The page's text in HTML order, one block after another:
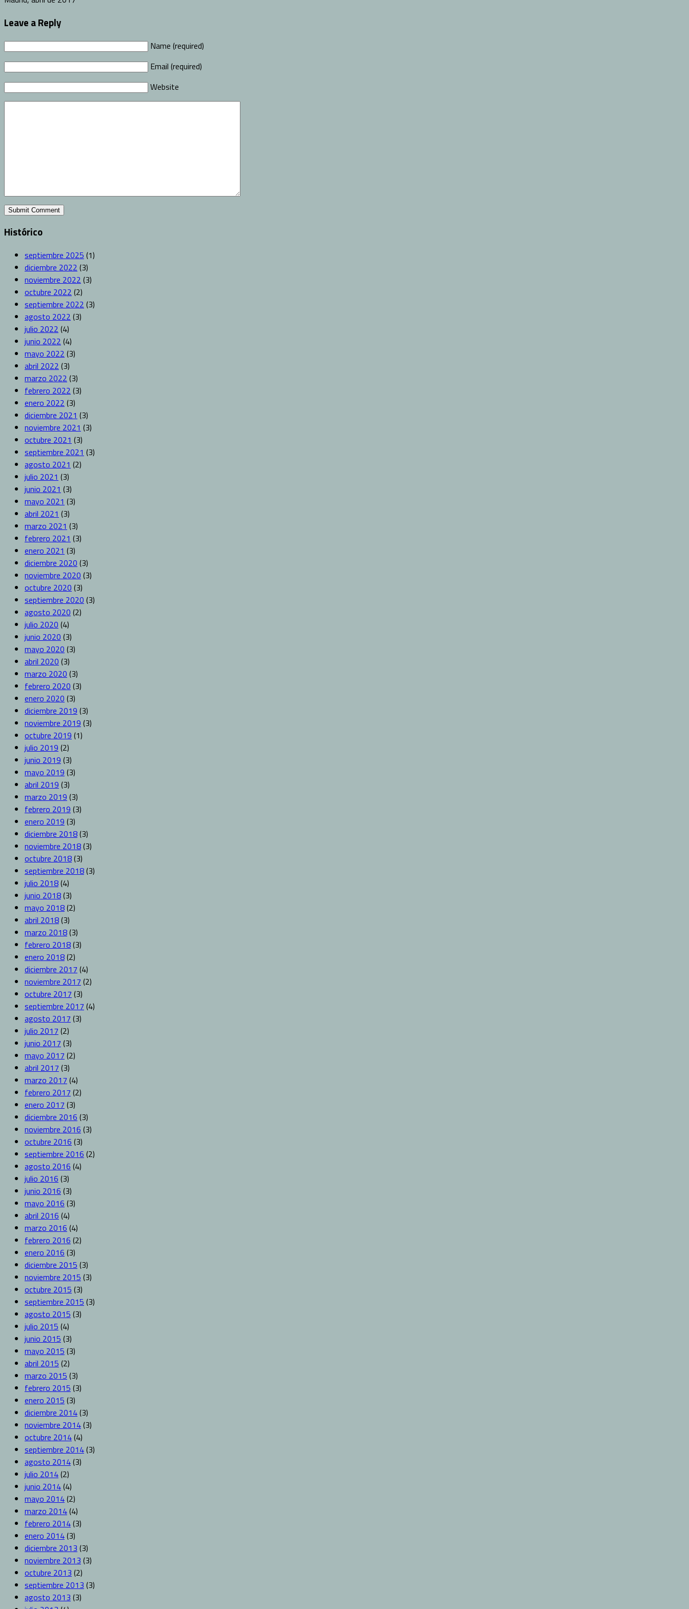
Leave a Reply
Name (required)
Email (required)
Website
Histórico
septiembre 2025 (1)
diciembre 2022 (3)
noviembre 2022 (3)
octubre 2022 (2)
septiembre 2022 (3)
agosto 2022 (3)
julio 2022 (4)
junio 2022 (4)
mayo 2022 (3)
abril 2022 (3)
marzo 2022 (3)
febrero 2022 (3)
enero 2022 (3)
diciembre 2021 (3)
noviembre 2021 (3)
octubre 2021 (3)
septiembre 2021 (3)
agosto 2021 (2)
julio 2021 (3)
junio 2021 (3)
mayo 2021 (3)
abril 2021 (3)
marzo 2021 (3)
febrero 2021 (3)
enero 2021 (3)
diciembre 2020 (3)
noviembre 2020 (3)
octubre 2020 (3)
septiembre 2020 (3)
agosto 2020 (2)
julio 2020 (4)
junio 2020 (3)
mayo 2020 (3)
abril 2020 (3)
marzo 2020 (3)
febrero 2020 (3)
enero 2020 (3)
diciembre 2019 (3)
noviembre 2019 (3)
octubre 2019 (1)
julio 2019 (2)
junio 2019 (3)
mayo 2019 (3)
abril 2019 (3)
marzo 2019 (3)
febrero 2019 (3)
enero 2019 (3)
diciembre 2018(3)
noviembre 2018(3)
octubre 2018(3)
septiembre 2018(3)
julio 2018(4)
junio 2018(3)
mayo 2018(2)
abril 2018(3)
marzo 2018(3)
febrero 2018(3)
enero 2018(2)
diciembre 2017 (4)
noviembre 2017 (2)
octubre 2017 (3)
septiembre 2017 (4)
agosto 2017 (3)
julio 2017 (2)
junio 2017 (3)
mayo 2017 (2)
abril 2017 (3)
marzo 2017 (4)
febrero 2017 (2)
enero 2017 (3)
diciembre 2016 (3)
noviembre 2016 (3)
octubre 2016 (3)
septiembre 2016 (2)
agosto 2016 (4)
julio 2016 (3)
junio 2016 (3)
mayo 2016 (3)
abril 2016 (4)
marzo 2016 (4)
febrero 2016 (2)
enero 2016 (3)
diciembre 2015 (3)
noviembre 2015 (3)
octubre 2015 (3)
septiembre 2015 (3)
agosto 2015 (3)
julio 2015 (4)
junio 2015 (3)
mayo 2015 (3)
abril 2015 (2)
marzo 2015 (3)
febrero 2015 (3)
enero 2015 (3)
diciembre 2014(3)
noviembre 2014(3)
octubre 2014(4)
septiembre 2014(3)
agosto 2014(3)
julio 2014(2)
junio 2014(4)
mayo 2014(2)
marzo 2014(4)
febrero 2014(3)
enero 2014(3)
diciembre 2013 (3)
noviembre 2013 (3)
octubre 2013 (2)
septiembre 2013 (3)
agosto 2013 (3)